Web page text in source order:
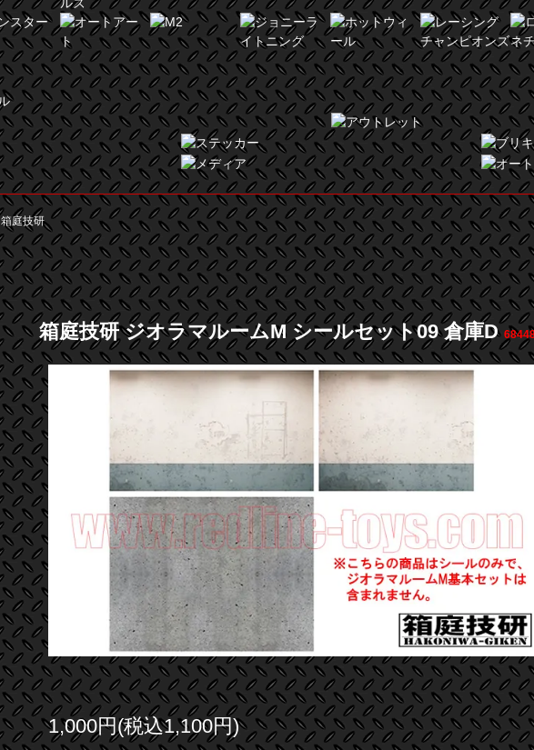
箱庭技研
箱庭技研 ジオラマルームM シールセット09 倉庫D
1,000円(税込1,100円)